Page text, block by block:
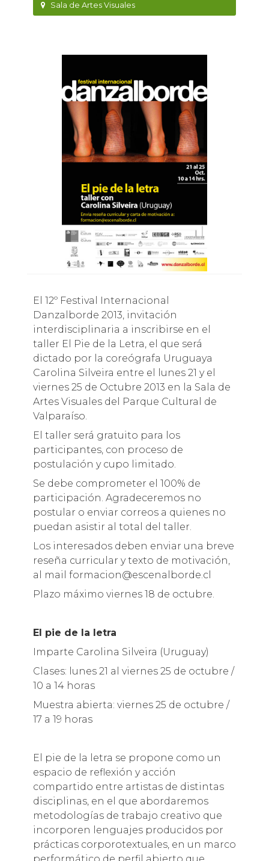
Sala de Artes Visuales
El 12º Festival Internacional
Danzalborde 2013, invitación
interdisciplinaria a inscribirse en el
taller El Pie de la Letra, el que será
dictado por la coreógrafa Uruguaya
Carolina Silveira entre el lunes 21 y el
viernes 25 de Octubre 2013 en la Sala de
Artes Visuales del Parque Cultural de
Valparaíso.
El taller será gratuito para los
participantes, con proceso de
postulación y cupo limitado.
Se debe comprometer el 100% de
participación. Agradeceremos no
postular o enviar correos a quienes no
puedan asistir al total del taller.
Los interesados deben enviar una breve
reseña curricular y texto de motivación,
al mail formacion@escenalborde.cl
Plazo máximo viernes 18 de octubre.
El pie de la letra
Imparte Carolina Silveira (Uruguay)
Clases: lunes 21 al viernes 25 de octubre /
10 a 14 horas
Muestra abierta: viernes 25 de octubre /
17 a 19 horas
El pie de la letra se propone como un
espacio de reflexión y acción
compartido entre artistas de distintas
disciplinas, en el que abordaremos
metodologías de trabajo creativo que
incorporen lenguajes producidos por
prácticas corporotextuales, en un marco